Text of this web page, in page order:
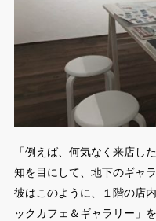
「例えば、何気なく来店し
知を目にして、地下のギャ
彼はこのように、１階の店
ックカフェ＆ギャラリー」